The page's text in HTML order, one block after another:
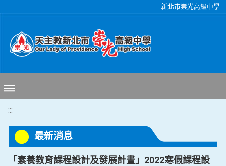
新北市崇光高級中學
:::
最新消息
「素養教育課程設計及發展計畫」2022寒假課程設